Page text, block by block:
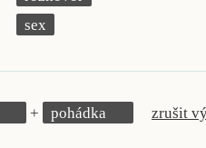
sex
pohádka zrušit